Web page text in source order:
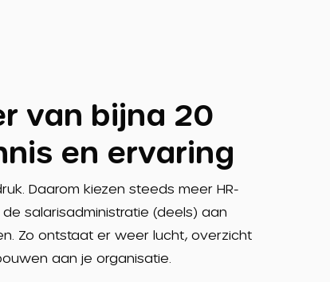
van bijna 20
en ervaring
Daarom kiezen steeds meer HR-
salarisadministratie (deels) aan
Zo ontstaat er weer lucht, overzicht
aan je organisatie.